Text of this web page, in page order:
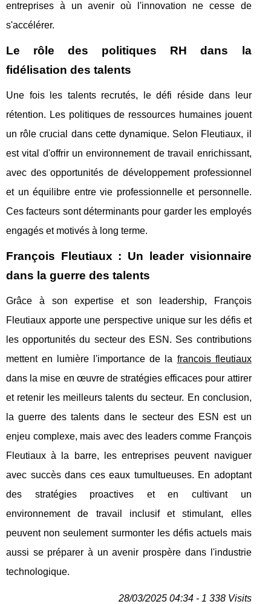
entreprises à un avenir où l'innovation ne cesse de
s'accélérer.
Le rôle des politiques RH dans la
fidélisation des talents
Une fois les talents recrutés, le défi réside dans leur
rétention. Les politiques de ressources humaines jouent
un rôle crucial dans cette dynamique. Selon Fleutiaux, il
est vital d'offrir un environnement de travail enrichissant,
avec des opportunités de développement professionnel
et un équilibre entre vie professionnelle et personnelle.
Ces facteurs sont déterminants pour garder les employés
engagés et motivés à long terme.
François Fleutiaux : Un leader visionnaire
dans la guerre des talents
Grâce à son expertise et son leadership, François
Fleutiaux apporte une perspective unique sur les défis et
les opportunités du secteur des ESN. Ses contributions
mettent en lumière l'importance de la francois fleutiaux
dans la mise en œuvre de stratégies efficaces pour attirer
et retenir les meilleurs talents du secteur. En conclusion,
la guerre des talents dans le secteur des ESN est un
enjeu complexe, mais avec des leaders comme François
Fleutiaux à la barre, les entreprises peuvent naviguer
avec succès dans ces eaux tumultueuses. En adoptant
des stratégies proactives et en cultivant un
environnement de travail inclusif et stimulant, elles
peuvent non seulement surmonter les défis actuels mais
aussi se préparer à un avenir prospère dans l'industrie
technologique.
28/03/2025 04:34 - 1 338 Visits